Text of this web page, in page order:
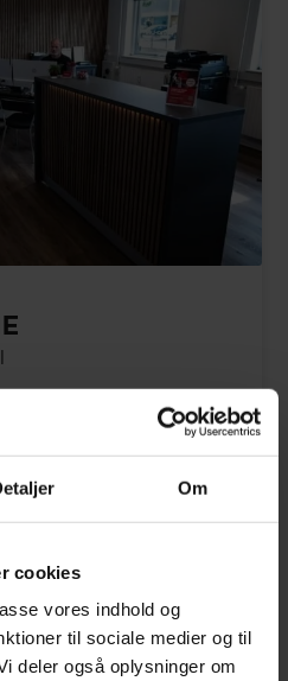
Om
cookies
vores indhold og
til sociale medier og til
deler også oplysninger om
over